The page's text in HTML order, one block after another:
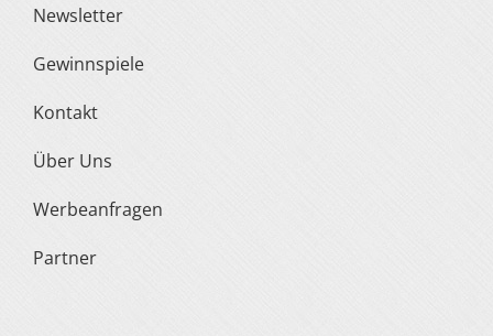
Newsletter
Gewinnspiele
Kontakt
Über Uns
Werbeanfragen
Partner